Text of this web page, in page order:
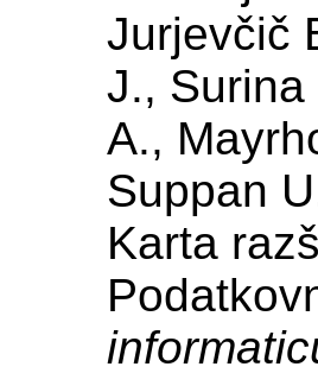
Jurjevčič
J.,
A.,
Suppan
Karta